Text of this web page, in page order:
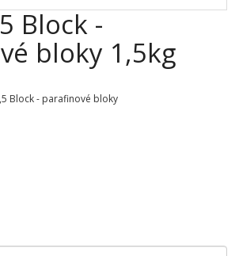
Block -
bloky 1,5kg
Block - parafinové bloky